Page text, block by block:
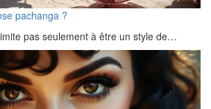
pachanga ?
pas seulement à être un style de…